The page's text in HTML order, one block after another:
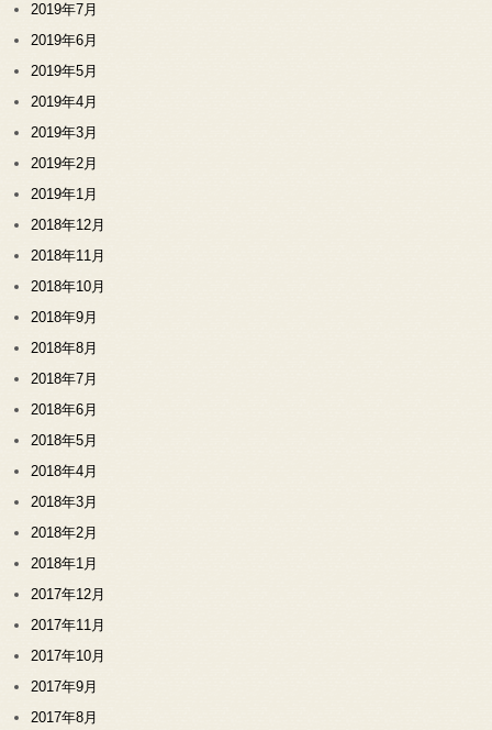
2019年7月
2019年6月
2019年5月
2019年4月
2019年3月
2019年2月
2019年1月
2018年12月
2018年11月
2018年10月
2018年9月
2018年8月
2018年7月
2018年6月
2018年5月
2018年4月
2018年3月
2018年2月
2018年1月
2017年12月
2017年11月
2017年10月
2017年9月
2017年8月